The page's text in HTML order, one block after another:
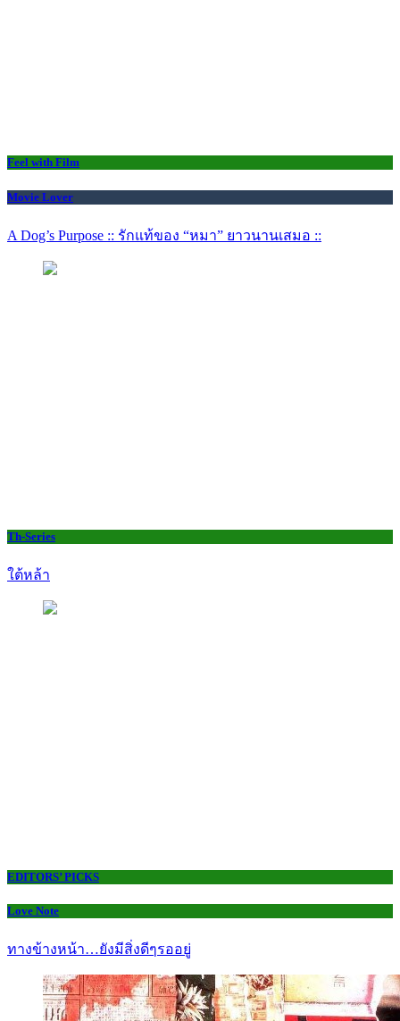
Feel with Film
Movie Lover
A Dog’s Purpose :: รักแท้ของ “หมา” ยาวนานเสมอ ::
Th-Series
ใต้หล้า
EDITORS’ PICKS
Love Note
ทางข้างหน้า…ยังมีสิ่งดีๆรออยู่